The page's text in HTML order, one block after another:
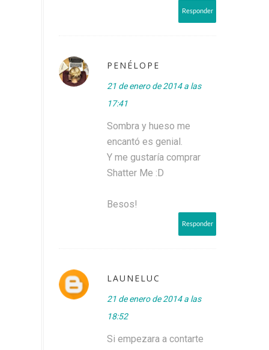
Responder
PENÉLOPE
21 de enero de 2014 a las
17:41
Sombra y hueso me
encantó es genial.
Y me gustaría comprar
Shatter Me :D
Besos!
Responder
LAUNELUC
21 de enero de 2014 a las
18:52
Si empezara a contarte